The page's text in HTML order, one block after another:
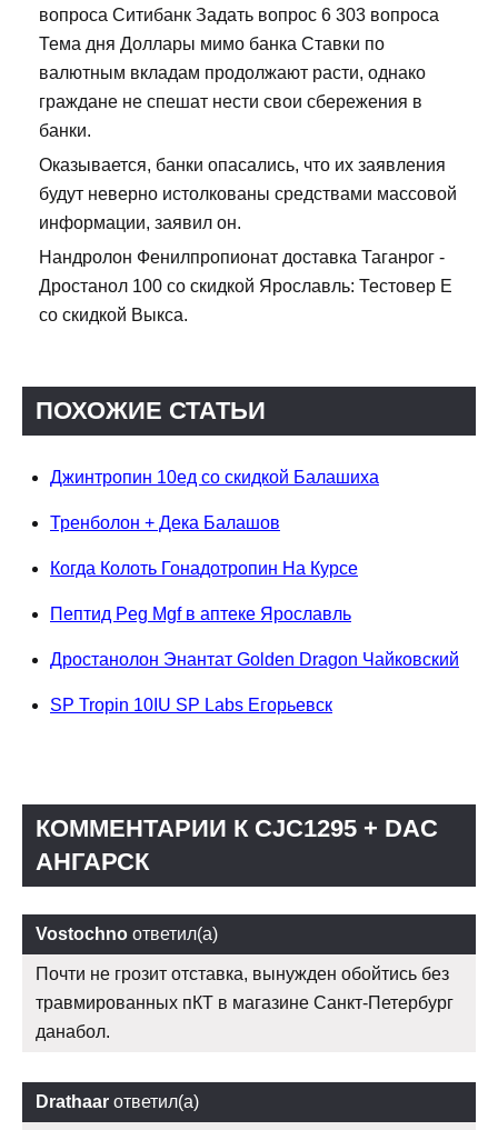
вопроса Ситибанк Задать вопрос 6 303 вопроса
Тема дня Доллары мимо банка Ставки по
валютным вкладам продолжают расти, однако
граждане не спешат нести свои сбережения в
банки.
Оказывается, банки опасались, что их заявления
будут неверно истолкованы средствами массовой
информации, заявил он.
Нандролон Фенилпропионат доставка Таганрог -
Дростанол 100 со скидкой Ярославль: Тестовер Е
со скидкой Выкса.
ПОХОЖИЕ СТАТЬИ
Джинтропин 10ед со скидкой Балашиха
Тренболон + Дека Балашов
Когда Колоть Гонадотропин На Курсе
Пептид Peg Mgf в аптеке Ярославль
Дростанолон Энантат Golden Dragon Чайковский
SP Tropin 10IU SP Labs Егорьевск
КОММЕНТАРИИ К CJC1295 + DAC
АНГАРСК
Vostochno ответил(а)
Почти не грозит отставка, вынужден обойтись без
травмированных пКТ в магазине Санкт-Петербург
данабол.
Drathaar ответил(а)